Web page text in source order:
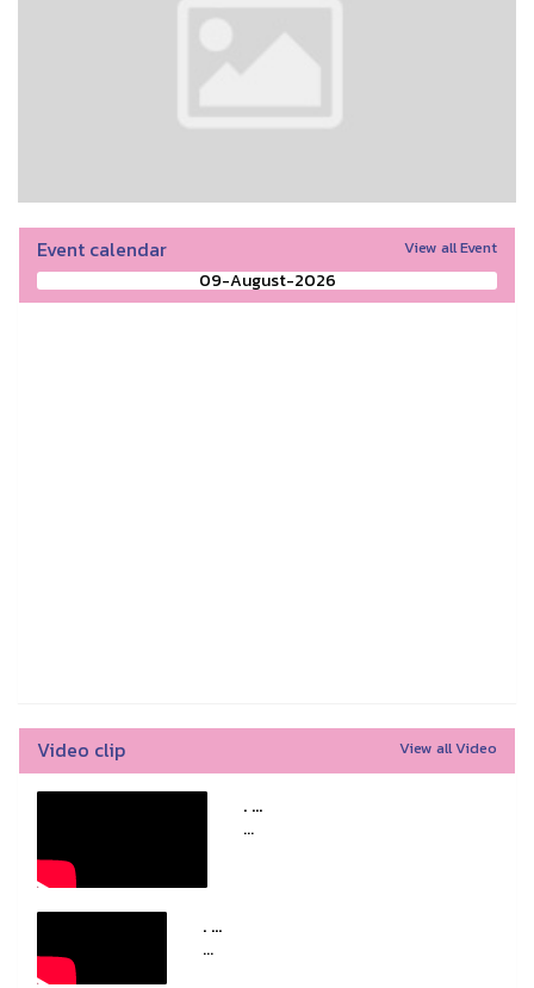
Event calendar View all Event
09-August-2026
Video clip View all Video
. ...
...
. ...
...